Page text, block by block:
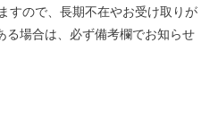
すので、長期不在やお受け取りが
る場合は、必ず備考欄でお知らせ